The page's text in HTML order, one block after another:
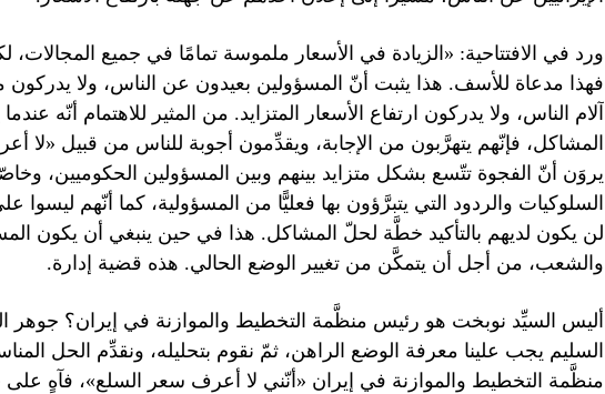
ورد في الافتتاحية: «الزيادة في الأسعار ملموسة تمامًا في جميع المجالات،
فهذا مدعاة للأسف. هذا يثبت أنّ المسؤولين بعيدون عن الناس، ولا يدركون
آلام الناس، ولا يدركون ارتفاع الأسعار المتزايد. من المثير للاهتمام أنّه
المشاكل، فإنّهم يتهرَّبون من الإجابة، ويقدِّمون أجوبة للناس من قبيل «لا
يروَن أنّ الفجوة تتّسع بشكل متزايد بينهم وبين المسؤولين الحكوميين،
السلوكيات والردود التي يتبرَّؤون بها فعليًّا من المسؤولية، كما أنّهم ليسوا
لن يكون لديهم بالتأكيد خطَّة لحلّ المشاكل. هذا في حين ينبغي أن يكون
والشعب، من أجل أن يتمكَّن من تغيير الوضع الحالي. هذه قضية إدارة.
أليس السيِّد نوبخت هو رئيس منظَّمة التخطيط والموازنة في إيران؟ جوهر
السليم يجب علينا معرفة الوضع الراهن، ثمّ نقوم بتحليله، ونقدِّم الحل
منظَّمة التخطيط والموازنة في إيران «أنّني لا أعرف سعر السلع»، فآهٍ على